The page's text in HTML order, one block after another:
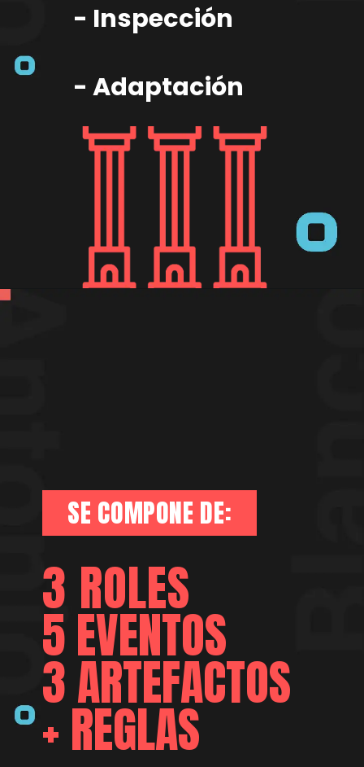
- Inspección
- Adaptación
SE COMPONE DE:
3 ROLES
5 EVENTOS
3 ARTEFACTOS
+ REGLAS